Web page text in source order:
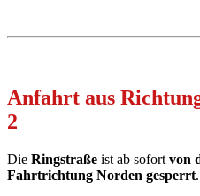
Anfahrt aus
2
Die Ringstraße ist ab sofort von
Fahrtrichtung Norden gesperrt.